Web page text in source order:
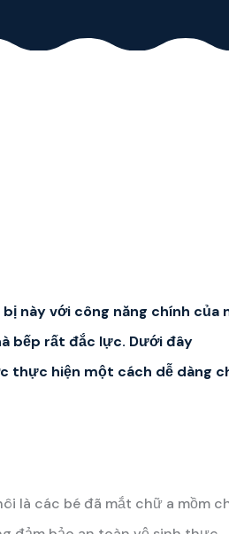
này với công năng chính của
bếp rất đắc lực. Dưới đây
thực hiện một cách dễ dàng
là các bé đã mắt chữ a mồm